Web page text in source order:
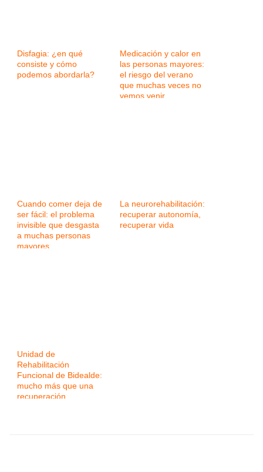
Disfagia: ¿en qué
consiste y cómo
podemos abordarla?
Medicación y calor en
las personas mayores:
el riesgo del verano
que muchas veces no
vemos venir
Cuando comer deja de
ser fácil: el problema
invisible que desgasta
a muchas personas
mayores
La neurorehabilitación:
recuperar autonomía,
recuperar vida
Unidad de
Rehabilitación
Funcional de Bidealde:
mucho más que una
recuperación